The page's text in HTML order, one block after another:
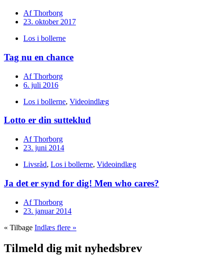
AfThorborg
23. oktober 2017
Los i bollerne
Tag nu en chance
AfThorborg
6. juli 2016
Los i bollerne, Videoindlæg
Lotto er din sutteklud
AfThorborg
23. juni 2014
Livsråd, Los i bollerne, Videoindlæg
Ja det er synd for dig! Men who cares?
AfThorborg
23. januar 2014
« Tilbage Indlæs flere »
Tilmeld dig mit nyhedsbrev